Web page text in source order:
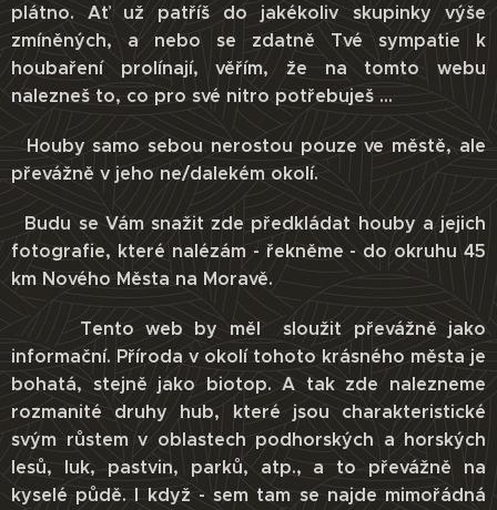
plátno. Ať už patříš do jakékoliv skupinky výše
zmíněných, a nebo se zdatně Tvé sympatie k
houbaření prolínají, věřím, že na tomto webu
nalezneš to, co pro své nitro potřebuješ ...
Houby samo sebou nerostou pouze ve městě, ale
převážně v jeho ne/dalekém okolí.
Budu se Vám snažit zde předkládat houby a jejich
fotografie, které nalézám - řekněme - do okruhu 45
km Nového Města na Moravě.
Tento web by měl sloužit převážně jako
informační. Příroda v okolí tohoto krásného města je
bohatá, stejně jako biotop. A tak zde nalezneme
rozmanité druhy hub, které jsou charakteristické
svým růstem v oblastech podhorských a horských
lesů, luk, pastvin, parků, atp., a to převážně na
kyselé půdě. I když - sem tam se najde mimořádná